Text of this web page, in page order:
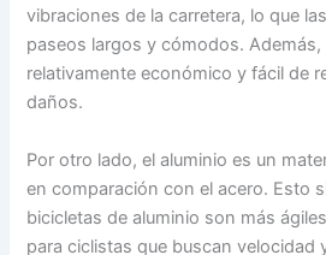
vibraciones de la carretera, lo que
paseos largos y cómodos. Además,
relativamente económico y fácil de
daños.
Por otro lado, el aluminio es un
en comparación con el acero. Esto
bicicletas de aluminio son más
para ciclistas que buscan velocidad